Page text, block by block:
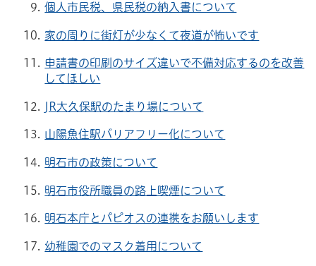
個人市民税、県民税の納入書について
家の周りに街灯が少なくて夜道が怖いです
申請書の印刷のサイズ違いで不備対応するのを改善
してほしい
JR大久保駅のたまり場について
山陽魚住駅バリアフリー化について
明石市の政策について
明石市役所職員の路上喫煙について
明石本庁とパピオスの連携をお願いします
幼稚園でのマスク着用について